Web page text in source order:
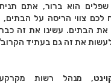
שפלים הוא ברור, אתם
לכם צווי הריסה על
את הבתים. עשינו את זה
את זה גם בעתיד הקרוב".
, מנהל רשות מקרקעי